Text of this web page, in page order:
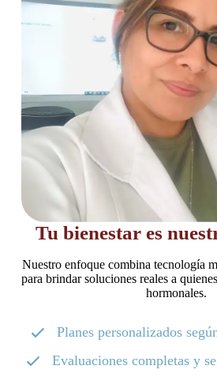
Tu bienestar es
Nuestro enfoque combina tecnología
para brindar soluciones reales a
hormonales.
Planes personalizados
Evaluaciones completas y